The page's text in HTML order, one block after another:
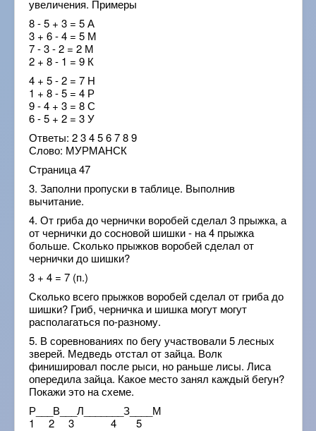
увеличения. Примеры
8 - 5 + 3 = 5 А
3 + 6 - 4 = 5 М
7 - 3 - 2 = 2 М
2 + 8 - 1 = 9 К
4 + 5 - 2 = 7 Н
1 + 8 - 5 = 4 Р
9 - 4 + 3 = 8 С
6 - 5 + 2 = 3 У
Ответы: 2 3 4 5 6 7 8 9
Слово: МУРМАНСК
Страница 47
3. Заполни пропуски в таблице. Выполнив
вычитание.
4. От гриба до чернички воробей сделал 3 прыжка, а
от чернички до сосновой шишки - на 4 прыжка
больше. Сколько прыжков воробей сделал от
чернички до шишки?
3 + 4 = 7 (п.)
Сколько всего прыжков воробей сделал от гриба до
шишки? Гриб, черничка и шишка могут могут
располагаться по-разному.
5. В соревнованиях по бегу участвовали 5 лесных
зверей. Медведь отстал от зайца. Волк
финишировал после рыси, но раньше лисы. Лиса
опередила зайца. Какое место занял каждый бегун?
Покажи это на схеме.
Р___В___Л_______З____М
1 2 3 4 5